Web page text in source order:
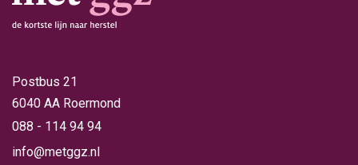
Postbus 21
6040 AA Roermond
088 - 114 94 94
info@metggz.nl